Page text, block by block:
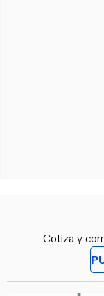
Cotiza y